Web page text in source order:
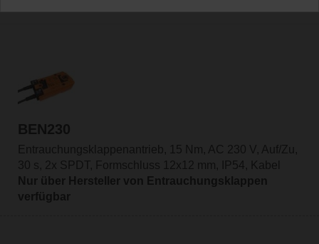
BEN230
Entrauchungsklappenantrieb, 15 Nm, AC 230 V, Auf/Zu,
30 s, 2x SPDT, Formschluss 12x12 mm, IP54, Kabel
Nur über Hersteller von Entrauchungsklappen
verfügbar